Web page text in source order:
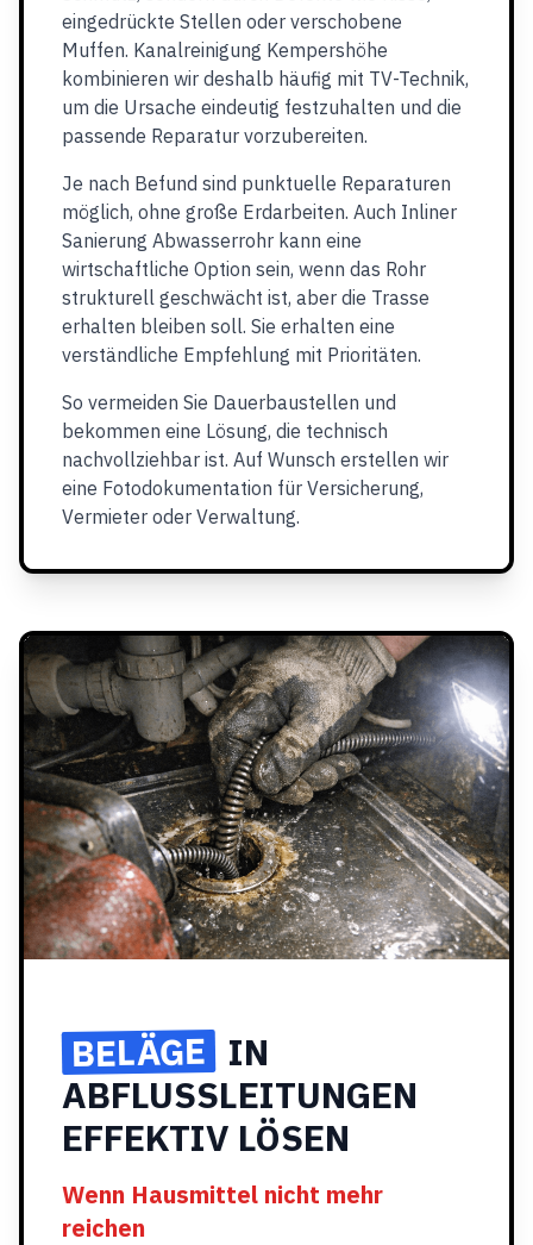
eingedrückte Stellen oder verschobene
Muffen. Kanalreinigung Kempershöhe
kombinieren wir deshalb häufig mit TV-Technik,
um die Ursache eindeutig festzuhalten und die
passende Reparatur vorzubereiten.
Je nach Befund sind punktuelle Reparaturen
möglich, ohne große Erdarbeiten. Auch Inliner
Sanierung Abwasserrohr kann eine
wirtschaftliche Option sein, wenn das Rohr
strukturell geschwächt ist, aber die Trasse
erhalten bleiben soll. Sie erhalten eine
verständliche Empfehlung mit Prioritäten.
So vermeiden Sie Dauerbaustellen und
bekommen eine Lösung, die technisch
nachvollziehbar ist. Auf Wunsch erstellen wir
eine Fotodokumentation für Versicherung,
Vermieter oder Verwaltung.
BELÄGE IN
ABFLUSSLEITUNGEN
EFFEKTIV LÖSEN
Wenn Hausmittel nicht mehr
reichen